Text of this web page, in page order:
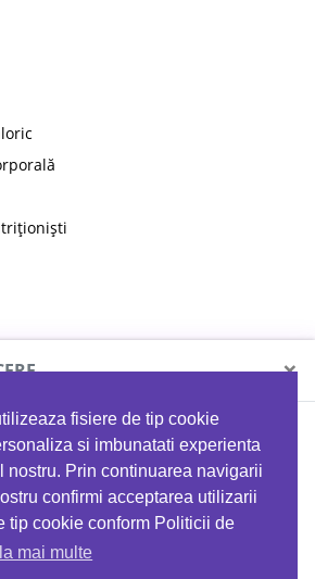
fisiere de tip cookie
si imbunatati experienta
nostru. Prin continuarea navigarii
confirmi acceptarea utilizarii
tip cookie conform Politicii de
mai multe
×
orice comandă folosind codul
EATTRACK